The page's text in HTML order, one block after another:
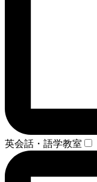
英会話・語学教室